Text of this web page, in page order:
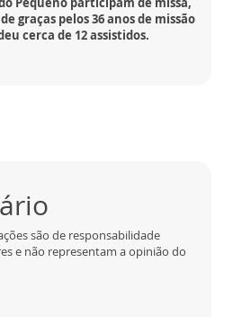
graças pelos 36 anos de missão
cerca de 12 assistidos.
são de responsabilidade
e não representam a opinião do